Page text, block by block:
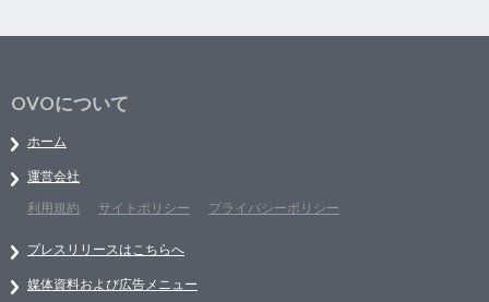
OVOについて
ホーム
運営会社
利用規約
サイトポリシー プライバシーポリシー
プレスリリースはこちらへ
媒体資料および広告メニュー